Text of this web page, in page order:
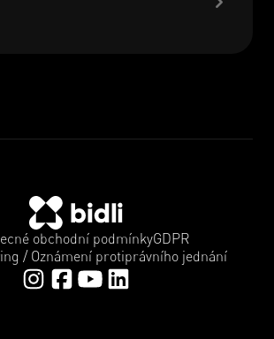
obchodní podmínkyGDPR
/ Oznámení protiprávního jednání